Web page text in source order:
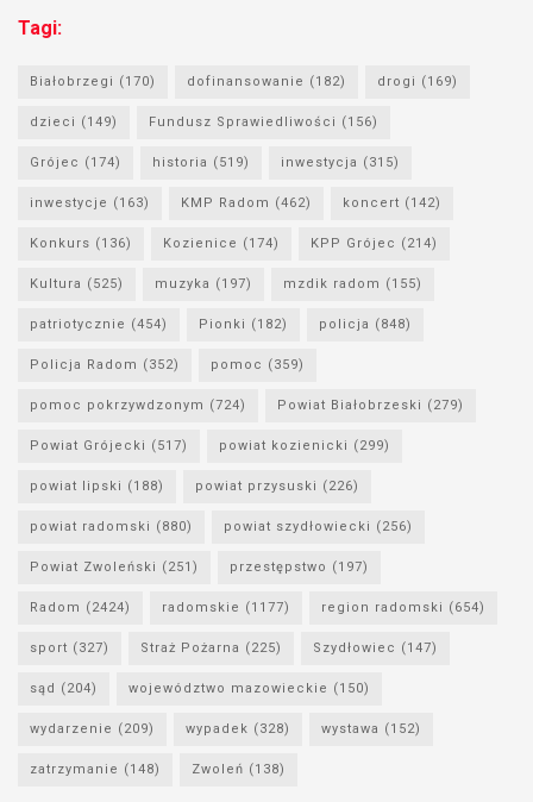
Tagi:
Białobrzegi (170) dofinansowanie (182) drogi (169)
dzieci (149) Fundusz Sprawiedliwości (156)
Grójec (174) historia (519) inwestycja (315)
inwestycje (163) KMP Radom (462) koncert (142)
Konkurs (136) Kozienice (174) KPP Grójec (214)
Kultura (525) muzyka (197) mzdik radom (155)
patriotycznie (454) Pionki (182) policja (848)
Policja Radom (352) pomoc (359)
pomoc pokrzywdzonym (724) Powiat Białobrzeski (279)
Powiat Grójecki (517) powiat kozienicki (299)
powiat lipski (188) powiat przysuski (226)
powiat radomski (880) powiat szydłowiecki (256)
Powiat Zwoleński (251) przestępstwo (197)
Radom (2424) radomskie (1177) region radomski (654)
sport (327) Straż Pożarna (225) Szydłowiec (147)
sąd (204) województwo mazowieckie (150)
wydarzenie (209) wypadek (328) wystawa (152)
zatrzymanie (148) Zwoleń (138)